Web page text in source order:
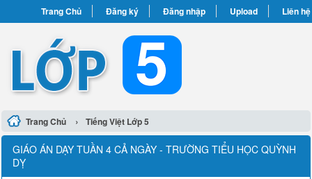
Trang Chủ Đăng ký Đăng nhập Upload Liên hệ
Trang Chủ › Tiếng Việt Lớp 5
GIÁO ÁN DẠY TUẦN 4 CẢ NGÀY - TRƯỜNG TIỂU HỌC QUỲNH
DỴ